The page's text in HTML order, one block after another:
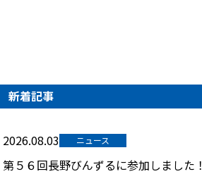
新着記事
2026.08.03 ニュース
第５６回長野びんずるに参加しました！